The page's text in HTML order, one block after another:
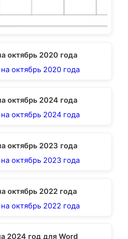
октябрь 2020 года
октябрь 2024 года
октябрь 2023 года
октябрь 2022 года
2024 год для Word